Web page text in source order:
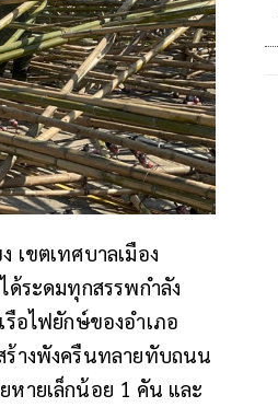
เขตเทศบาลเมือง
ด้ระดมทุกสรรพกำลัง
รือไฟยักษ์ของอำเภอ
ร้างพังครืนทลายทับถนน
หายเล็กน้อย 1 คัน และ